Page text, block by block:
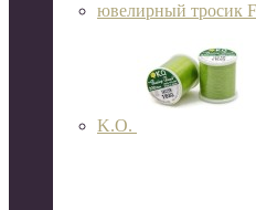
ювелирный тросик
K.O.